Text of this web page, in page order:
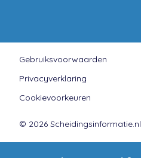
© 2026 Scheidingsinformatie.nl
Gebruiksvoorwaarden
Privacyverklaring
Cookievoorkeuren